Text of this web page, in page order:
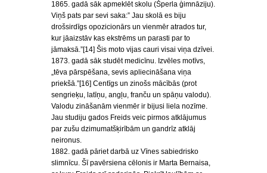
1865. gadā sāk apmeklēt skolu (Šperla ģimnāziju).
Viņš pats par sevi saka:” Jau skolā es biju
drošsirdīgs opozicionārs un vienmēr atrados tur,
kur jāaizstāv kas ekstrēms un parasti par to
jāmaksā.”[14] Šis moto vijas cauri visai viņa dzīvei.
1873. gadā sāk studēt medicīnu. Izvēles motīvs,
„tēva pārspēšana, sevis apliecināšana viņa
priekšā.”[16] Centīgs un zinošs mācībās (prot
sengrieķu, latīņu, angļu, franču un spāņu valodu).
Valodu zināšanām vienmēr ir bijusi liela nozīme.
Jau studiju gados Freids veic pirmos atklājumus
par zušu dzimumatšķirībām un gandrīz atklāj
neironus.
1882. gadā pāriet darbā uz Vīnes sabiedrisko
slimnīcu. Šī pavērsiena cēlonis ir Marta Bernaisa,